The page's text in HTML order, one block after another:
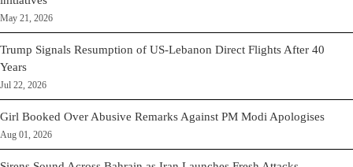
May 21, 2026
Trump Signals Resumption of US-Lebanon Direct Flights After 40
Years
Jul 22, 2026
Girl Booked Over Abusive Remarks Against PM Modi Apologises
Aug 01, 2026